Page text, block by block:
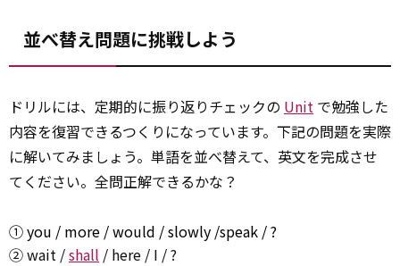
並べ替え問題に挑戦しよう
ドリルには、定期的に振り返りチェックの Unit で勉強した
内容を復習できるつくりになっています。下記の問題を実際
に解いてみましょう。単語を並べ替えて、英文を完成させ
てください。全問正解できるかな？
① you / more /would / slowly /speak / ?
② wait /shall / here / I / ?